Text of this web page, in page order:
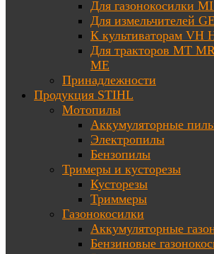
Для газонокосилки
Для измельчителей
К культиваторам VH
Для тракторов МТ
ME
Принадлежности
Продукция STIHL
Мотопилы
Аккумуляторные
Электропилы
Бензопилы
Тримеры и кусторезы
Кусторезы
Триммеры
Газонокосилки
Аккумуляторные
Бензиновые